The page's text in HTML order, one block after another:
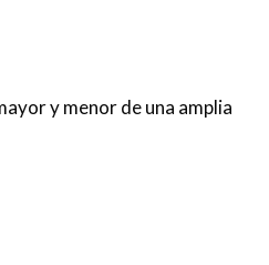
y menor de una amplia